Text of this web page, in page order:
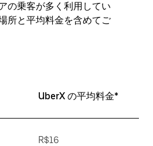
の乗客が多く利用してい
所と平均料金を含めてご
UberX の平均料金*
R$16